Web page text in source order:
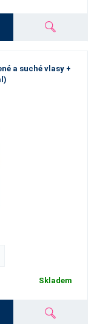
a suché vlasy +
Skladem